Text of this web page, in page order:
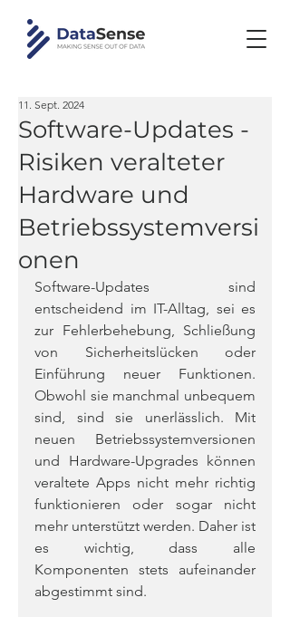
Software-Updates -
Risiken veralteter
Hardware und
Betriebssystemversi
onen
11. Sept. 2024
Software-Updates sind
entscheidend im IT-Alltag, sei es
zur Fehlerbehebung, Schließung
von Sicherheitslücken oder
Einführung neuer Funktionen.
Obwohl sie manchmal unbequem
sind, sind sie unerlässlich. Mit
neuen Betriebssystemversionen
und Hardware-Upgrades können
veraltete Apps nicht mehr richtig
funktionieren oder sogar nicht
mehr unterstützt werden. Daher ist
es wichtig, dass alle
Komponenten stets aufeinander
abgestimmt sind.